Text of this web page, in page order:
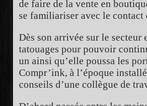
de faire de la vente en
se familiariser avec le contact
Dès son arrivée sur le secteur
tatouages pour pouvoir
un ainsi qu’elle poussa les
Compr’ink, à l’époque
conseils d’une collègue de